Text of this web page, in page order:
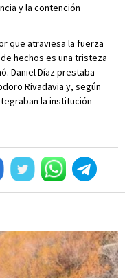
y la contención
que atraviesa la fuerza
hechos es una tristeza
Daniel Díaz prestaba
Rivadavia y, según
la institución